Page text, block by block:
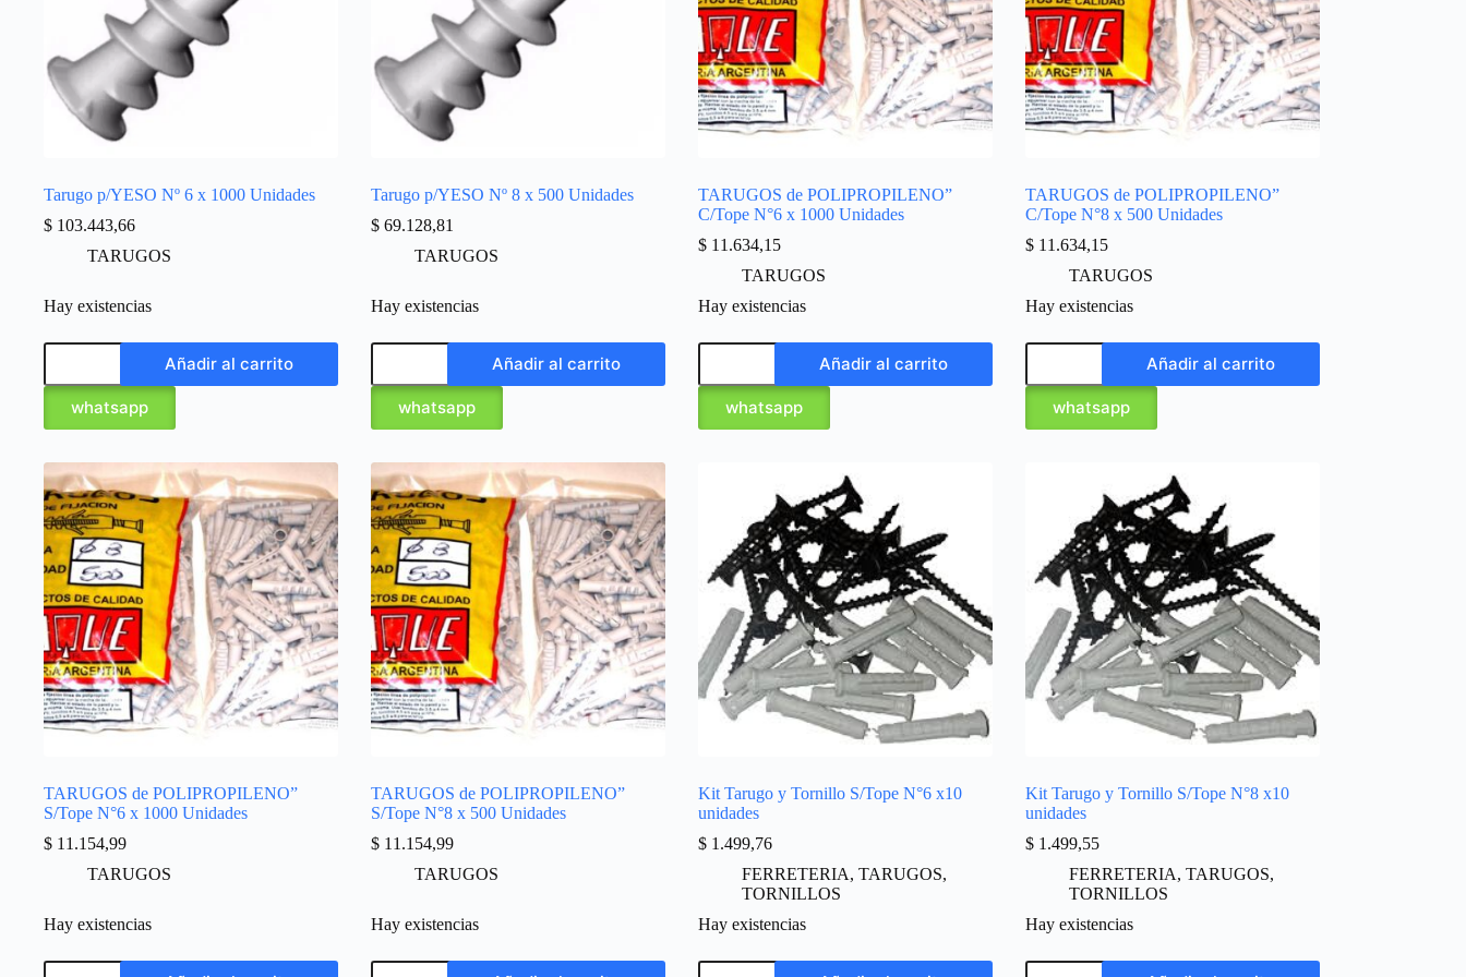
Tarugo p/YESO Nº 6 x 1000 Unidades
$ 103.443,66
TARUGOS
Hay existencias
Añadir al carrito
whatsapp
Tarugo p/YESO Nº 8 x 500 Unidades
$69.128,81
TARUGOS
Hay existencias
Añadir al carrito
whatsapp
TARUGOS de POLIPROPILENO”
C/Tope N°6 x 1000 Unidades
$11.634,15
TARUGOS
Hay existencias
Añadir al carrito
whatsapp
TARUGOS de POLIPROPILENO”
C/Tope N°8 x 500 Unidades
$11.634,15
TARUGOS
Hay existencias
Añadir al carrito
whatsapp
TARUGOS de POLIPROPILENO”
S/Tope N°6 x 1000 Unidades
$ 11.154,99
TARUGOS
Hay existencias
TARUGOS de POLIPROPILENO”
S/Tope N°8 x 500 Unidades
$11.154,99
TARUGOS
Hay existencias
Kit Tarugo y Tornillo S/Tope N°6 x10
unidades
$1.499,76
FERRETERIA, TARUGOS,
TORNILLOS
Hay existencias
Kit Tarugo y Tornillo S/Tope N°8 x10
unidades
$1.499,55
FERRETERIA, TARUGOS,
TORNILLOS
Hay existencias